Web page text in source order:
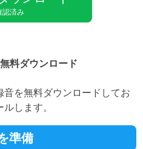
認済み
料ダウンロード
音を無料ダウンロードしてお
します。
準備